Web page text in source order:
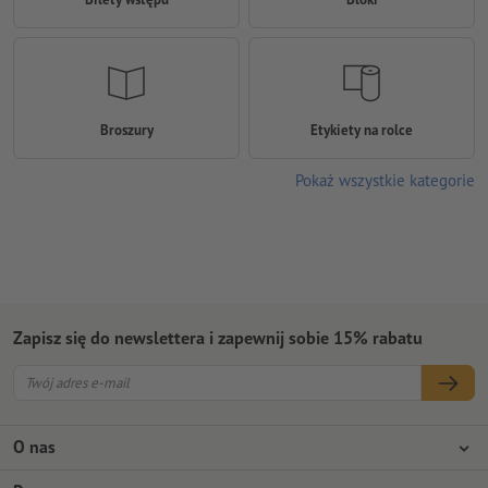
Broszury Etykiety na rolce
Pokaż wszystkie kategorie
O nas
Zapisz się do newslettera i zapewnij sobie 15% rabatu